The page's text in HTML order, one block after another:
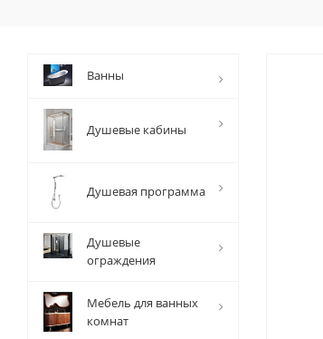
Ванны
Душевые кабины
Душевая программа
Душевые
ограждения
Мебель для ванных
комнат